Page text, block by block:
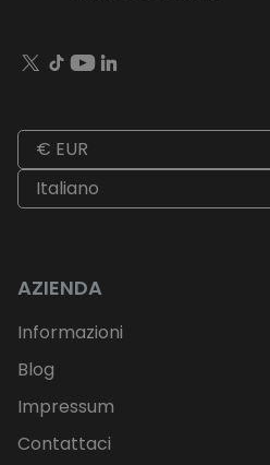
€ EUR
Italiano
AZIENDA
Informazioni
Blog
Impressum
Contattaci